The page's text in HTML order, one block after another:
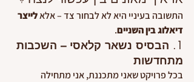
התשובה בעיניי היא לא לבחור צד – אלא לייצר
דיאלוג בין השניים.
1.
הבסיס נשאר קלאסי – השכבות
מתחדשות
בכל פרויקט שאני מתכננת, אני מתחילה